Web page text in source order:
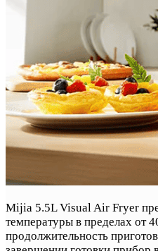
Mijia 5.5L Visual Air Fryer
температуры в пределах от
продолжительность